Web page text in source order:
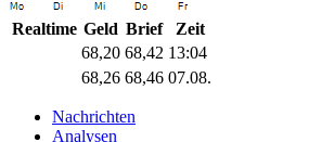
Realtime Geld Brief
Zeit
68,20 68,42 13:04
68,26 68,46 07.08.
Nachrichten
Analysen